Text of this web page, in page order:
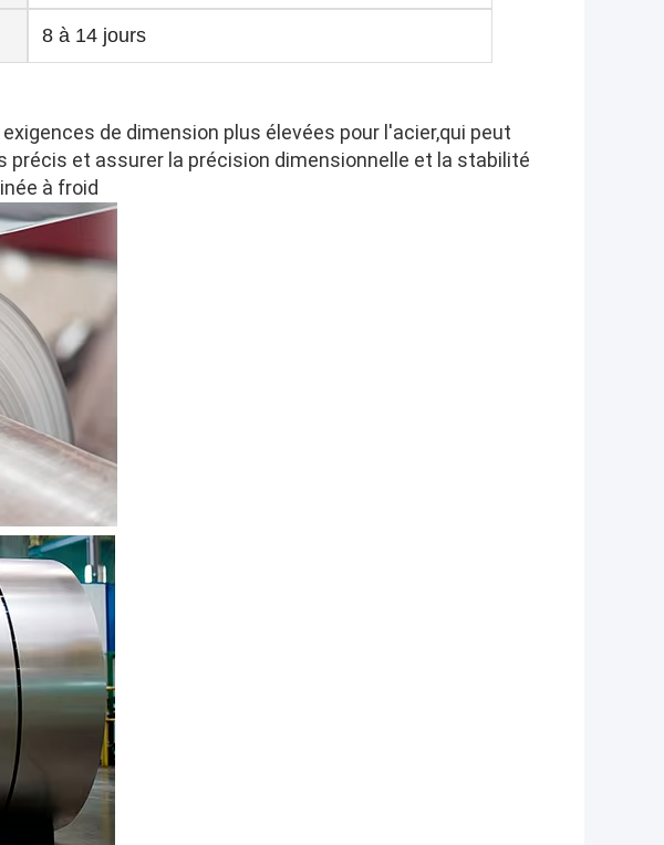
8 à 14 jours
de dimension plus élevées pour l'acier,qui peut
précis et assurer la précision dimensionnelle et la stabilité
à froid